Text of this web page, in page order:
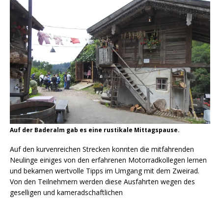
Auf der Baderalm gab es eine rustikale Mittagspause.
Auf den kurvenreichen Strecken konnten die mitfahrenden
Neulinge einiges von den erfahrenen Motorradkollegen lernen
und bekamen wertvolle Tipps im Umgang mit dem Zweirad.
Von den Teilnehmern werden diese Ausfahrten wegen des
geselligen und kameradschaftlichen